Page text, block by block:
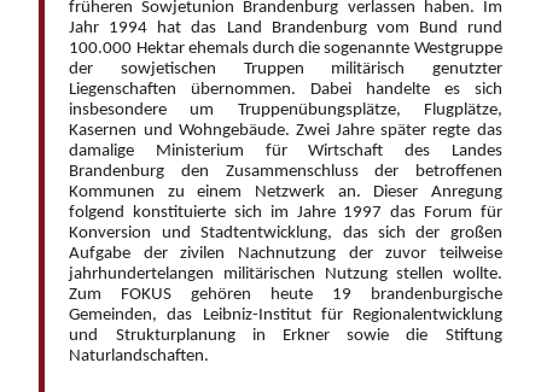
früheren Sowjetunion Brandenburg verlassen haben. Im
Jahr 1994 hat das Land Brandenburg vom Bund rund
100.000 Hektar ehemals durch die sogenannte Westgruppe
der sowjetischen Truppen militärisch genutzter
Liegenschaften übernommen. Dabei handelte es sich
insbesondere um Truppenübungsplätze, Flugplätze,
Kasernen und Wohngebäude. Zwei Jahre später regte das
damalige Ministerium für Wirtschaft des Landes
Brandenburg den Zusammenschluss der betroffenen
Kommunen zu einem Netzwerk an. Dieser Anregung
folgend konstituierte sich im Jahre 1997 das Forum für
Konversion und Stadtentwicklung, das sich der großen
Aufgabe der zivilen Nachnutzung der zuvor teilweise
jahrhundertelangen militärischen Nutzung stellen wollte.
Zum FOKUS gehören heute 19 brandenburgische
Gemeinden, das Leibniz-Institut für Regionalentwicklung
und Strukturplanung in Erkner sowie die Stiftung
Naturlandschaften.